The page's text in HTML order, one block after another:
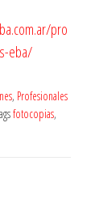
pro
eba/
, Profesionales
fotocopias,